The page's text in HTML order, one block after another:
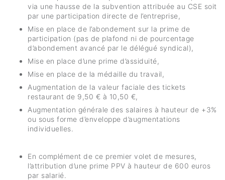
via une hausse de la subvention attribuée au CSE soit
par une participation directe de l’entreprise,
Mise en place de l’abondement sur la prime de
participation (pas de plafond ni de pourcentage
d’abondement avancé par le délégué syndical),
Mise en place d’une prime d’assiduité,
Mise en place de la médaille du travail,
Augmentation de la valeur faciale des tickets
restaurant de 9,50 € à 10,50 €,
Augmentation générale des salaires à hauteur de +3%
ou sous forme d’enveloppe d’augmentations
individuelles.
En complément de ce premier volet de mesures,
l’attribution d’une prime PPV à hauteur de 600 euros
par salarié.